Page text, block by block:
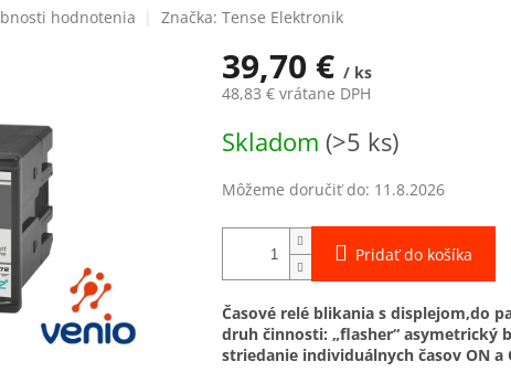
hodnotenia Značka: Tense Elektronik
39,70 € / ks
48,83 € vrátane DPH
cena:
Skladom (>5 ks)
Môžeme doručiť do: 11.8.2026
Pridať do košíka
Časové relé blikania s displejom,do
druh činnosti: „flasher“ asymetrický
striedanie individuálnych časov ON a